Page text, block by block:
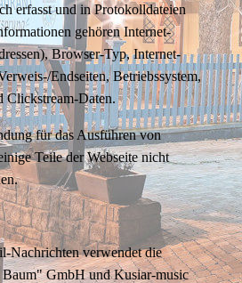
erfasst und in Protokolldateien
gehören Internet-
Browser-Typ, Internet-
Endseiten, Betriebssystem,
Clickstream-Daten.
für das Ausführen von
Teile der Webseite nicht
Nachrichten verwendet die
GmbH und Kusiar-music